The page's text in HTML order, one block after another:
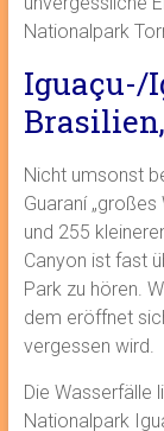
Nationalpark
Iguaçu-/
Nicht umsonst
Guaraní
und 255
Canyon ist fast
Park zu hören.
dem eröffnet
vergessen wird.
Die Wasserfälle
Nationalpark